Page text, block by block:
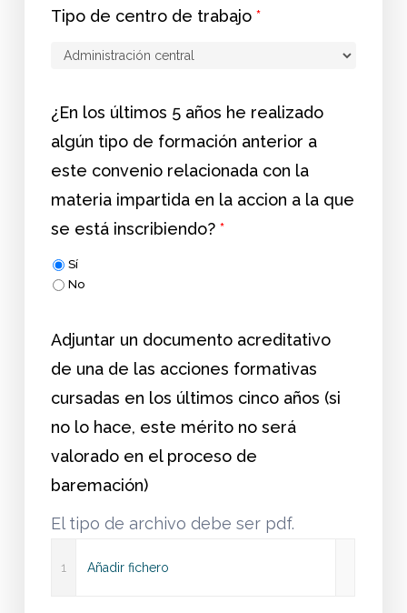
Tipo de centro de trabajo*
¿En los últimos 5 años he realizado
algún tipo de formación anterior a
este convenio relacionada con la
materia impartida en la accion a la que
se está inscribiendo?*
Sí
No
Adjuntar un documento acreditativo
de una de las acciones formativas
cursadas en los últimos cinco años (si
no lo hace, este mérito no será
valorado en el proceso de
baremación)
El tipo de archivo debe ser pdf.
1 Añadir fichero